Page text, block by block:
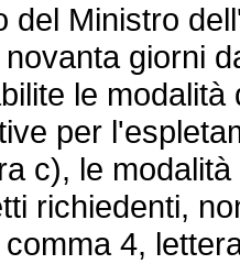
Ministro
giorni
le
per
c), le
richiedenti,
comma 4,